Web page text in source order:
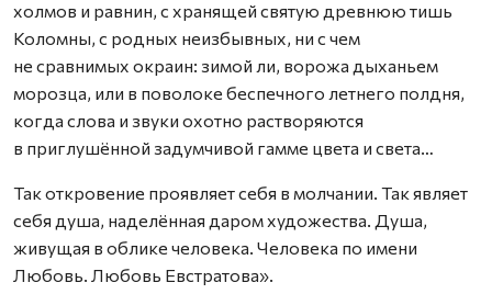
холмов и равнин, с хранящей святую древнюю тишь
Коломны, с родных неизбывных, ни с чем
не сравнимых окраин: зимой ли, ворожа дыханьем
морозца, или в поволоке беспечного летнего полдня,
когда слова и звуки охотно растворяются
в приглушённой задумчивой гамме цвета и света…
Так откровение проявляет себя в молчании. Так являет
себя душа, наделённая даром художества. Душа,
живущая в облике человека. Человека по имени
Любовь. Любовь Евстратова».